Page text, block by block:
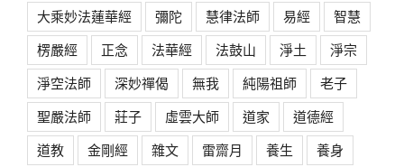
大乘妙法蓮華經
彌陀 慧律法師 易經
智慧
楞嚴經
正念 法華經 法鼓山 淨土
淨宗
淨空法師
深妙禪偈 無我 純陽祖師
老子
聖嚴法師
莊子 虛雲大師 道家
道德經
道教
金剛經 雜文 雷齋月 養生 養身